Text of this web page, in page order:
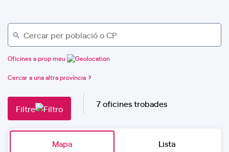
Oficines a prop meu
Cercar a una altra província
Filtre 7 oficines trobades
Mapa Lista